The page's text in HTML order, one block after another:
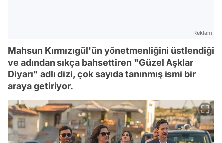
Reklam
Mahsun Kırmızıgül'ün yönetmenliğini üstlendiği
ve adından sıkça bahsettiren "Güzel Aşklar
Diyarı" adlı dizi, çok sayıda tanınmış ismi bir
araya getiriyor.